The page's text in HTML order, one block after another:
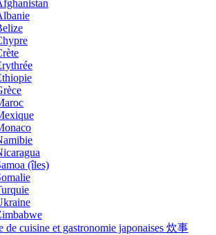
(îles)
de cuisine et gastronomie japonaises 炊事